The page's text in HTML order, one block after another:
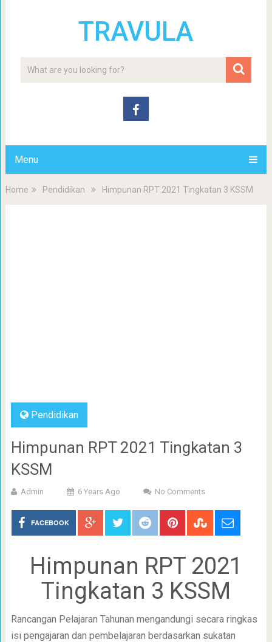
TRAVULA
Menu
Home Pendidikan Himpunan RPT 2021 Tingkatan 3 KSSM
Pendidikan
Himpunan RPT 2021 Tingkatan 3
KSSM
Admin 6 Years Ago No Comments
FACEBOOK
Himpunan RPT 2021
Tingkatan 3 KSSM
Rancangan Pelajaran Tahunan mengandungi secara ringkas
isi pengajaran dan pembelajaran berdasarkan sukatan